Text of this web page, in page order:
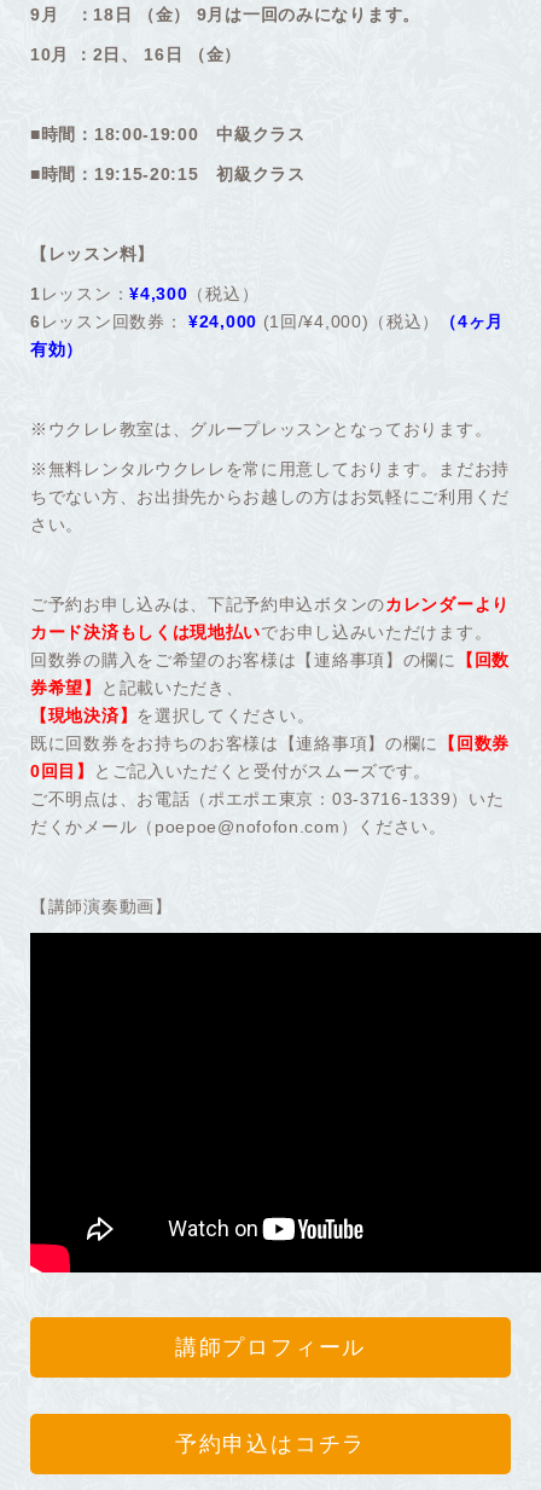
9月 ：18日 （金） 9月は一回のみになります。
10月 ：2日、 16日 （金）
■時間：18:00-19:00 中級クラス
■時間：19:15-20:15 初級クラス
【レッスン料】
1レッスン：¥4,300 （税込）
6レッスン回数券： ¥24,000 (1回/¥4,000)（税込）
（4ヶ月
有効）
※ウクレレ教室は、グループレッスンとなっております。
※無料レンタルウクレレを常に用意しております。まだお持
ちでない方、お出掛先からお越しの方はお気軽にご利用くだ
さい。
ご予約お申し込みは、下記予約申込ボタンのカレンダーより
カード決済もしくは現地払いでお申し込みいただけます。
回数券の購入をご希望のお客様は【連絡事項】の欄に
【回数
券希望】
と記載いただき、
【現地決済】 を選択してください。
既に回数券をお持ちのお客様は【連絡事項】の欄に
【回数券
0回目】
とご記入いただくと受付がスムーズです。
ご不明点は、お電話（ポエポエ東京：03-3716-1339）いた
だくかメール（ poepoe@nofofon.com ）ください。
【講師演奏動画】
講師プロフィール
予約申込はコチラ